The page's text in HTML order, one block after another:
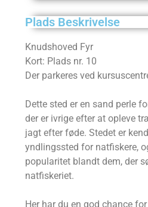
Plads Beskrivelse
Knudshoved Fyr
Kort: Plads nr. 10
Der parkeres ved
Dette sted er en sand perle
der er ivrige efter at opleve
jagt efter føde. Stedet er
yndlingssted for natfiskere,
popularitet blandt dem, der
natfiskeriet.
Her har du en god chance